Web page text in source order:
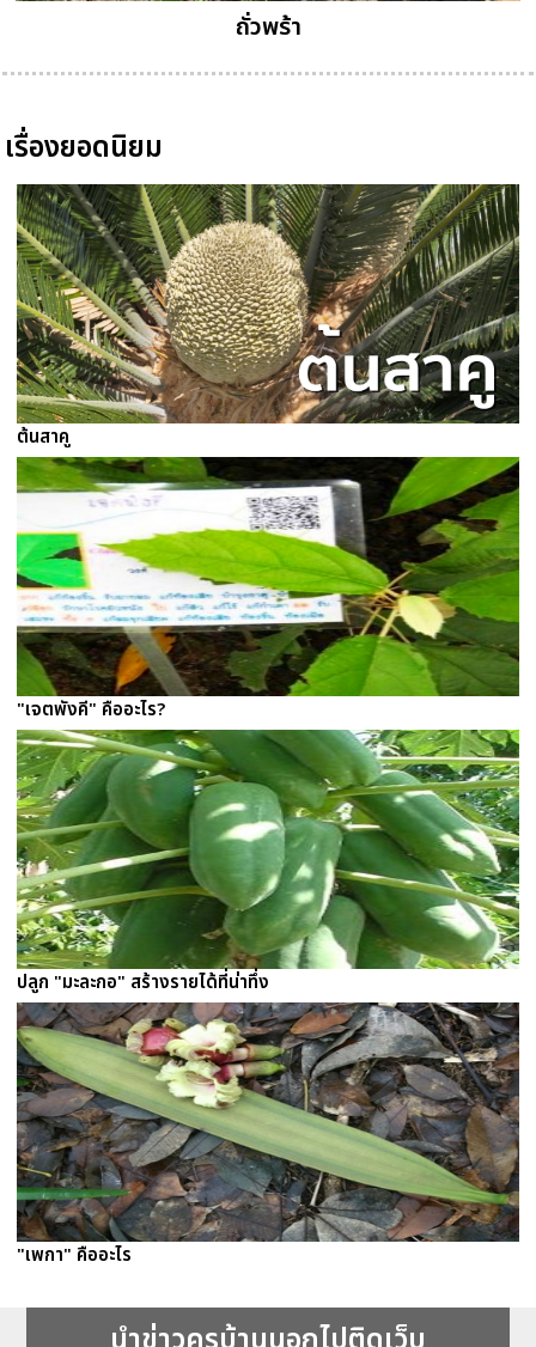
ถั่วพร้า
เรื่องยอดนิยม
ต้นสาคู
"เจตพังคี" คืออะไร?
ปลูก "มะละกอ" สร้างรายได้ที่น่าทึ่ง
"เพกา" คืออะไร